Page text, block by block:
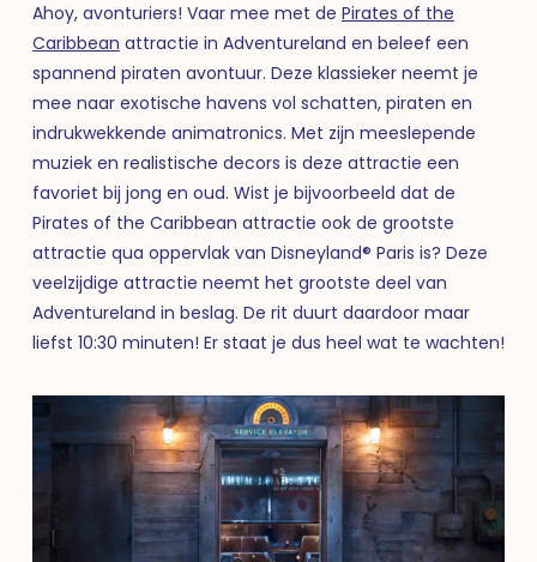
Ahoy, avonturiers! Vaar mee met de Pirates of the
Caribbean attractie in Adventureland en beleef een
spannend piraten avontuur. Deze klassieker neemt je
mee naar exotische havens vol schatten, piraten en
indrukwekkende animatronics. Met zijn meeslepende
muziek en realistische decors is deze attractie een
favoriet bij jong en oud. Wist je bijvoorbeeld dat de
Pirates of the Caribbean attractie ook de grootste
attractie qua oppervlak van Disneyland® Paris is? Deze
veelzijdige attractie neemt het grootste deel van
Adventureland in beslag. De rit duurt daardoor maar
liefst 10:30 minuten! Er staat je dus heel wat te wachten!